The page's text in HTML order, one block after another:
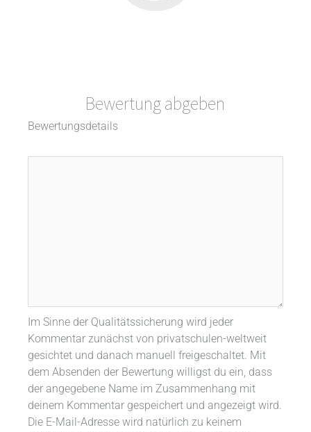
Bewertung abgeben
Bewertungsdetails
Im Sinne der Qualitätssicherung wird jeder
Kommentar zunächst von privatschulen-weltweit
gesichtet und danach manuell freigeschaltet. Mit
dem Absenden der Bewertung willigst du ein, dass
der angegebene Name im Zusammenhang mit
deinem Kommentar gespeichert und angezeigt wird.
Die E-Mail-Adresse wird natürlich zu keinem